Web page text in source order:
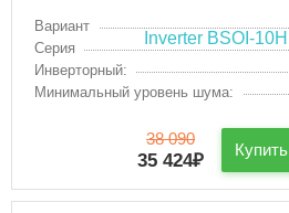
Вариант
Серия
Инверторный:
Минимальный уровень шума:
38 090
35 424₽
Купить